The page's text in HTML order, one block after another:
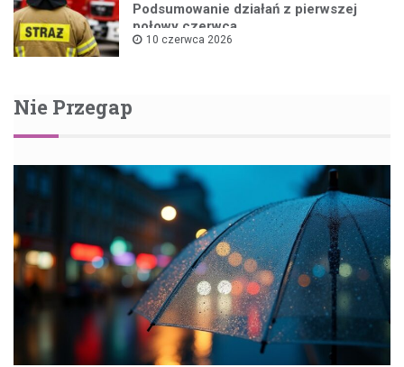
Podsumowanie działań z pierwszej
połowy czerwca
10 czerwca 2026
Nie Przegap